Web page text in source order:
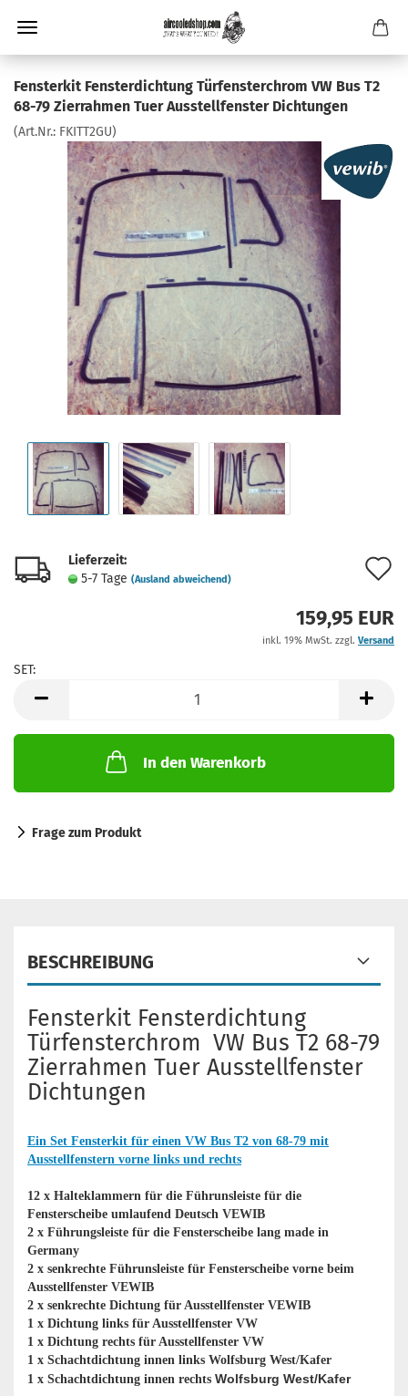
Fensterkit Fensterdichtung Türfensterchrom VW Bus T2
68-79 Zierrahmen Tuer Ausstellfenster Dichtungen
(Art.Nr.: FKITT2GU)
Lieferzeit:
5-7 Tage (Ausland abweichend)
159,95 EUR
inkl. 19% MwSt. zzgl. Versand
SET:
In den Warenkorb
Frage zum Produkt
BESCHREIBUNG
Fensterkit Fensterdichtung
Türfensterchrom VW Bus T2 68-79
Zierrahmen Tuer Ausstellfenster
Dichtungen
Ein Set Fensterkit für einen VW Bus T2 von 68-79 mit
Ausstellfenstern vorne links und rechts
12 x Halteklammern für die Führunsleiste für die
Fensterscheibe umlaufend Deutsch VEWIB
2 x Führungsleiste für die Fensterscheibe lang made in
Germany
2 x senkrechte Führunsleiste für Fensterscheibe vorne beim
Ausstellfenster VEWIB
2 x senkrechte Dichtung für Ausstellfenster VEWIB
1 x Dichtung links für Ausstellfenster VW
1 x Dichtung rechts für Ausstellfenster VW
1 x Schachtdichtung innen links Wolfsburg West/Kafer
1 x Schachtdichtung innen rechts Wolfsburg West/Kafer